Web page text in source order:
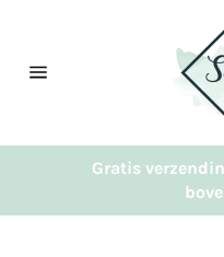
content
Gratis